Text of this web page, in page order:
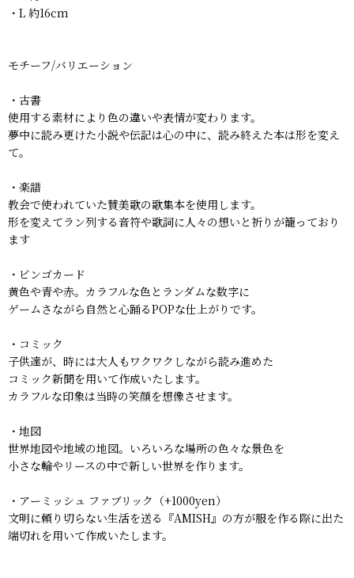
・L 約16cm
モチーフ/バリエーション
・古書
使用する素材により色の違いや表情が変わります。
夢中に読み更けた小説や伝記は心の中に、読み終えた本は形を変え
て。
・楽譜
教会で使われていた賛美歌の歌集本を使用します。
形を変えてラン列する音符や歌詞に人々の想いと祈りが籠っており
ます
・ビンゴカード
黄色や青や赤。カラフルな色とランダムな数字に
ゲームさながら自然と心踊るPOPな仕上がりです。
・コミック
子供達が、時には大人もワクワクしながら読み進めた
コミック新聞を用いて作成いたします。
カラフルな印象は当時の笑顔を想像させます。
・地図
世界地図や地域の地図。いろいろな場所の色々な景色を
小さな輪やリースの中で新しい世界を作ります。
・アーミッシュ ファブリック（+1000yen）
文明に頼り切らない生活を送る『AMISH』の方が服を作る際に出た
端切れを用いて作成いたします。